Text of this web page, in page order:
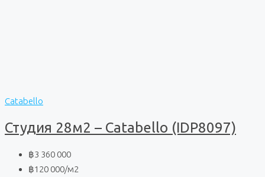
Catabello
Студия 28м2 – Catabello (IDP8097)
฿3 360 000
฿120 000/м2